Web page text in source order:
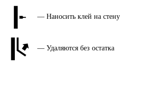
— Наносить клей на стену
— Удаляются без остатка